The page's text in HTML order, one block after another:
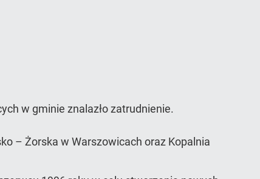
w gminie znalazło zatrudnienie.
– Żorska w Warszowicach oraz Kopalnia